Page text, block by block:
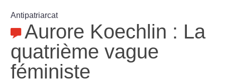
Antipatriarcat
Aurore Koechlin : La
quatrième vague
féministe